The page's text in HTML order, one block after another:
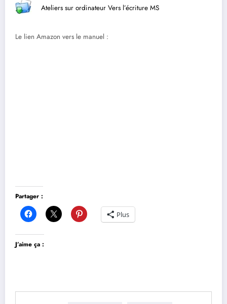
Ateliers sur ordinateur Vers l’écriture MS
Le lien Amazon vers le manuel :
Partager :
Plus
J’aime ça :